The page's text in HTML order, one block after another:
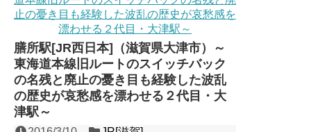
膳所駅[JR西日本]（滋賀県大津市）～
東海道本線旧ルートのスイッチバック
の名残と廃止の憂き目も経験した波乱
の歴史が哀愁感を漂わせる２代目・大
津駅～